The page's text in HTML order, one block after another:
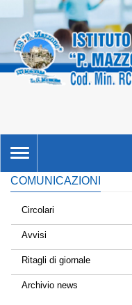
TOGGLE
NAVIGATION
COMUNICAZIONI
Circolari
Avvisi
Ritagli di giornale
Archivio news